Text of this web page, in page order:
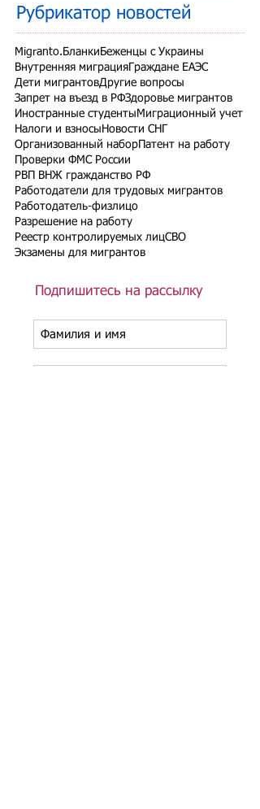
Рубрикатор новостей
Migranto.Бланки Беженцы с Украины
Внутренняя миграция Граждане ЕАЭС
Дети мигрантовДругие вопросы
Запрет на въезд в РФЗдоровье мигрантов
Иностранные студенты Миграционный учет
Налоги и взносы Новости СНГ
Организованный набор Патент на работу
Проверки ФМС России
РВП ВНЖ гражданство РФ
Работодатели для трудовых мигрантов
Работодатель-физлицо
Разрешение на работу
Реестр контролируемых лицСВО
Экзамены для мигрантов
Подпишитесь на рассылку